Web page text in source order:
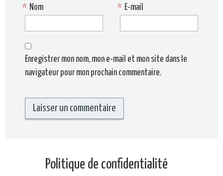
Nom
* E-mail
*
Enregistrer mon nom, mon e-mail et mon site dans le
navigateur pour mon prochain commentaire.
Politique de confidentialité